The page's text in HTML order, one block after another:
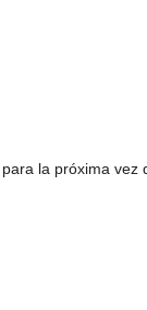
la próxima vez